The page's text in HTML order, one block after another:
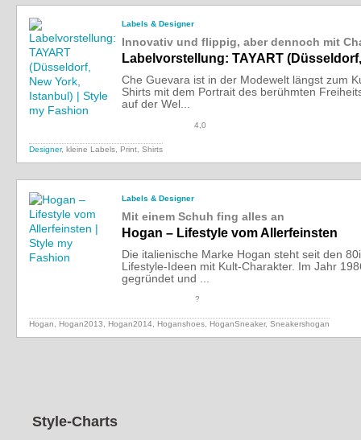
Labels & Designer
Innovativ und flippig, aber dennoch mit
Labelvorstellung: TAYART
Che Guevara ist in der Modewelt längst zum
Shirts mit dem Portrait des berühmten
auf der Wel...
4,0
Designer, kleine Labels, Print, Shirts
Labels & Designer
Mit einem Schuh fing alles an
Hogan – Lifestyle vom Allerfeinsten
Die italienische Marke Hogan steht seit den
Lifestyle-Ideen mit Kult-Charakter. Im Jahr
gegründet und ...
?
Hogan, Hogan2013, Hogan2014, Hoganshoes, HoganSneaker, Sneakershogan
Style-Charts